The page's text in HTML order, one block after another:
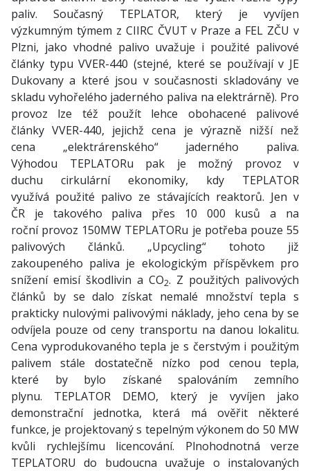
paliv. Současný TEPLATOR, který je vyvíjen
výzkumným týmem z CIIRC ČVUT v Praze a FEL ZČU v
Plzni, jako vhodné palivo uvažuje i použité palivové
články typu VVER-440 (stejné, které se používají v JE
Dukovany a které jsou v současnosti skladovány ve
skladu vyhořelého jaderného paliva na elektrárně). Pro
provoz lze též použít lehce obohacené palivové
články VVER-440, jejichž cena je výrazně nižší než
cena „elektrárenského“ jaderného paliva.
Výhodou TEPLATORu pak je možný provoz v
duchu cirkulární ekonomiky, kdy TEPLATOR
využívá použité palivo ze stávajících reaktorů. Jen v
ČR je takového paliva přes 10 000 kusů a na
roční provoz 150MW TEPLATORu je potřeba pouze 55
palivových článků. „Upcycling“ tohoto již
zakoupeného paliva je ekologickým příspěvkem pro
snížení emisí škodlivin a CO2. Z použitých palivových
článků by se dalo získat nemalé množství tepla s
prakticky nulovými palivovými náklady, jeho cena by se
odvíjela pouze od ceny transportu na danou lokalitu.
Cena vyprodukovaného tepla je s čerstvým i použitým
palivem stále dostatečně nízko pod cenou tepla,
které by bylo získané spalováním zemního
plynu. TEPLATOR DEMO, který je vyvíjen jako
demonstrační jednotka, která má ověřit některé
funkce, je projektovaný s tepelným výkonem do 50 MW
kvůli rychlejšímu licencování. Plnohodnotná verze
TEPLATORU do budoucna uvažuje o instalovaných